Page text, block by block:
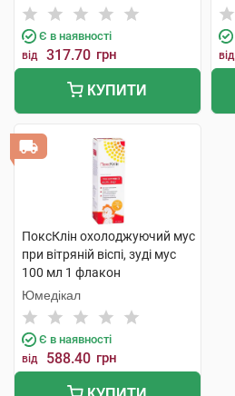
Є в наявності
від 317.70 грн
КУПИТИ
від
ПоксКлін охолоджуючий мус
при вітряній віспі, зуді мус
100 мл 1 флакон
Юмедікал
Є в наявності
від 588.40 грн